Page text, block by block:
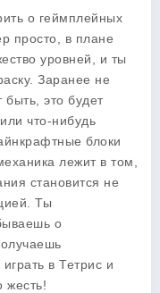
о геймплейных
просто, в плане
уровней, и ты
Заранее не
это будет
что-нибудь
блоки
лежит в том,
становится не
Ты
о
в Тетрис и
жесть!